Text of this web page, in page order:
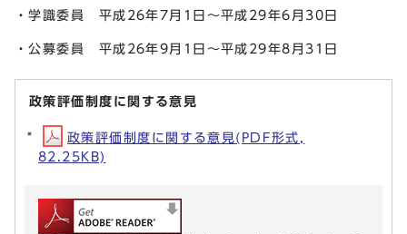
・学識委員 平成26年7月1日～平成29年6月30日
・公募委員 平成26年9月1日～平成29年8月31日
政策評価制度に関する意見
政策評価制度に関する意見(PDF形式,
82.25KB)